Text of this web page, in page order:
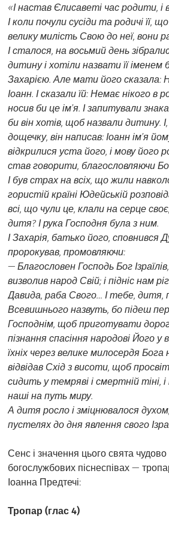
«І настав Єлисаветі час родити, і
І коли почули сусіди та родичі її,
велику милість Свою до неї, вони
І сталося, на восьмий день
дитину і хотіли назвати її
Захарією. Але мати його сказала:
Іоанн. І сказали їй: Немає нікого в
носив би це ім’я. І запитували
би він хотів, щоб назвали дитину.
дощечку, він написав: Іоанн ім’я
відкрилися уста його, і мову його
став говорити, благословляючи
І був страх на всіх, що жили
гористій країні Юдейській
всі, що чули це, клали на серце
дитя? І рука Господня була з ним.
І Захарія, батько його, сповнився
пророкував, промовляючи:
— Благословен Господь Бог
визволив народ Свій; і підніс нам
Давида, раба Свого… І тебе, дитя,
Всевишнього назвуть, бо підеш
Господнім, щоб приготувати
пізнання спасіння народові Його у
їхніх через велике милосердя
відвідав Схід з висоти, щоб
сидить у темряві і смертній тіні,
наші на путь миру.
А дитя росло і зміцнювалося
пустелях до дня явлення свого
Сенс і значення цього свята
богослужбових піснеспівах —
Іоанна Предтечі:
Тропар (глас 4)